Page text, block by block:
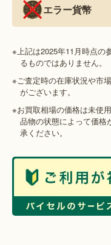
エラー貨幣
※上記は2025年11月時点の
るものではありません。
※ご査定時の在庫状況や市
がございます。
※お買取相場の価格は未使
品物の状態によって価格
承ください。